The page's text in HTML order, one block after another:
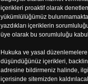
içerikleri proaktif olarak
yükümlülüğümüz
yazdıkları içeriklerin
üye olarak bu sorumluluğu kabul
Hukuka ve yasal düzenlemelere
düşündüğünüz içerikleri,
adresine bildirmeniz halinde,
içerisinde sitemizden